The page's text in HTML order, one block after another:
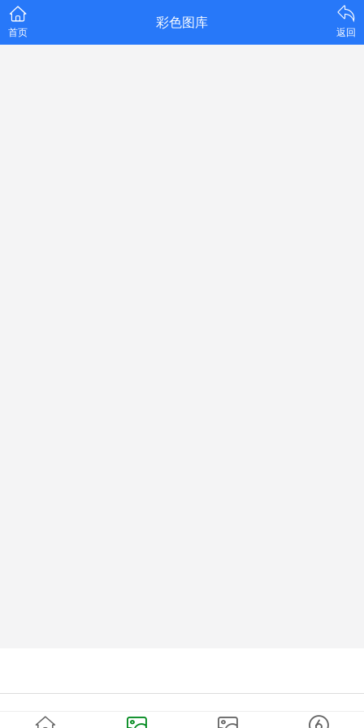
首页
彩色图库
返回